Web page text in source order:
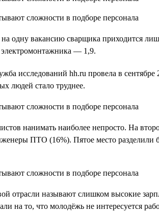
одну вакансию сварщика приходится
— 1,9.
исследований hh.ru провела в
людей стало труднее.
нанимать наиболее непросто. На
ПТО (16%). Пятое место
отрасли называют слишком высокие
на то, что молодёжь не интересуется